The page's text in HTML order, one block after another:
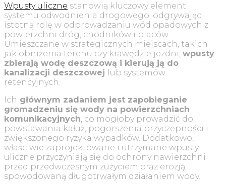
Wpusty uliczne stanowią kluczowy element
systemu odwodnienia drogowego, odgrywając
istotną rolę w odprowadzaniu wód opadowych z
powierzchni dróg, chodników i placów.
Umieszczane w strategicznych miejscach, takich
jak obniżenia terenu czy krawędzie jezdni, wpusty
zbierają wodę deszczową i kierują ją do
kanalizacji deszczowej
lub systemów
retencyjnych.
Ich głównym zadaniem jest zapobieganie
gromadzeniu się wody na powierzchniach
komunikacyjnych , co mogłoby prowadzić do
powstawania kałuż, pogorszenia przyczepności i
zwiększonego ryzyka wypadków. Dodatkowo,
właściwie zaprojektowane i utrzymane wpusty
uliczne przyczyniają się do ochrony nawierzchni
przed przedwczesnym zużyciem oraz erozją
spowodowaną długotrwałym działaniem wody.